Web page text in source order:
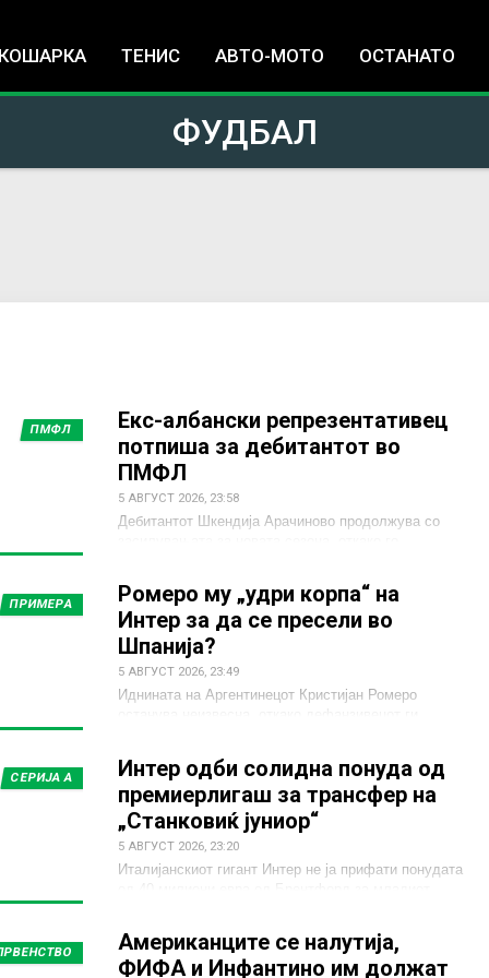
КОШАРКА ТЕНИС АВТО-МОТО ОСТАНАТО
ФУДБАЛ
ПМФЛ
Екс-албански репрезентативец
потпиша за дебитантот во
ПМФЛ
5 АВГУСТ 2026, 23:58
Дебитантот Шкендија Арачиново продолжува со
ПРИМЕРА
Ромеро му „удри корпа“ на
Интер за да се пресели во
Шпанија?
5 АВГУСТ 2026, 23:49
Иднината на Аргентинецот Кристијан Ромеро
СЕРИЈА А
Интер одби солидна понуда од
премиерлигаш за трансфер на
„Станковиќ јуниор“
5 АВГУСТ 2026, 23:20
Италијанскиот гигант Интер не ја прифати понудата
Американците се налутија,
ФИФА и Инфантино им должат